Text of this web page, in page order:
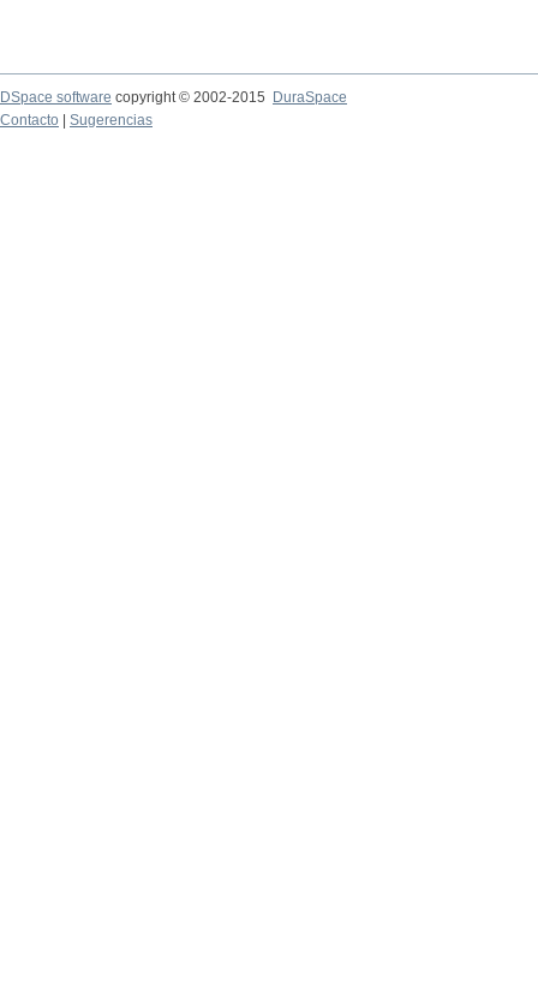
DSpace software copyright © 2002-2015
DuraSpace
Contacto
Sugerencias